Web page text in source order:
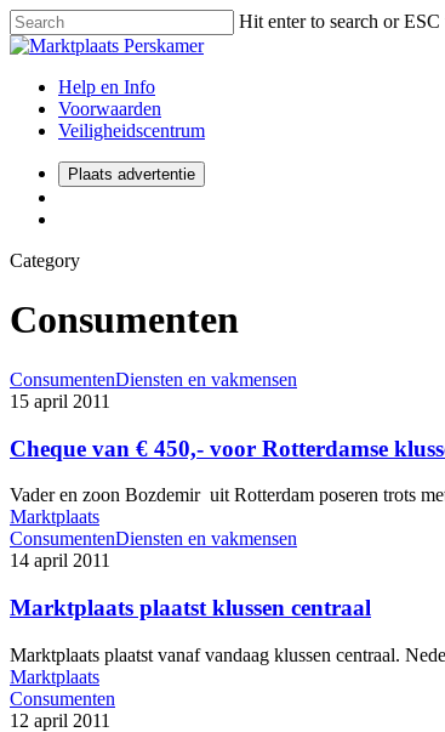
Hit enter to search or ESC
Help en Info
Voorwaarden
Veiligheidscentrum
Plaats advertentie
Category
Consumenten
ConsumentenDiensten en vakmensen
15 april 2011
Cheque van € 450,- voor Rotterdamse
Vader en zoon Bozdemir uit Rotterdam poseren trots
Marktplaats
ConsumentenDiensten en vakmensen
14 april 2011
Marktplaats plaatst klussen centraal
Marktplaats plaatst vanaf vandaag klussen centraal.
Marktplaats
Consumenten
12 april 2011